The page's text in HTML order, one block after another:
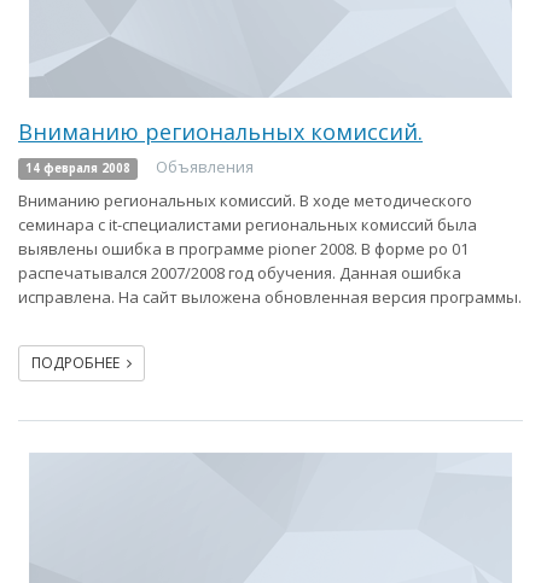
Вниманию региональных комиссий.
14 февраля 2008
Объявления
Вниманию региональных комиссий. В ходе методического
семинара с it-специалистами региональных комиссий была
выявлены ошибка в программе pioner 2008. В форме ро 01
распечатывался 2007/2008 год обучения. Данная ошибка
исправлена. На сайт выложена обновленная версия программы.
ПОДРОБНЕЕ